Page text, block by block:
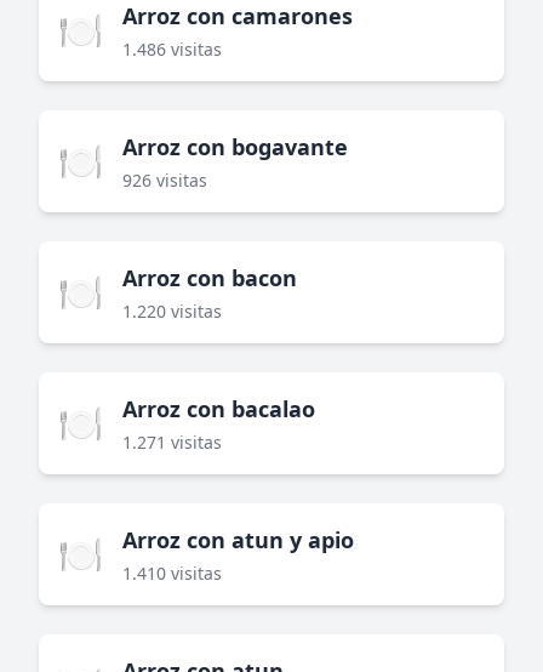
🍽️ Arroz con camarones
1.486 visitas
🍽️ Arroz con bogavante
926 visitas
🍽️ Arroz con bacon
1.220 visitas
🍽️ Arroz con bacalao
1.271 visitas
🍽️ Arroz con atun y apio
1.410 visitas